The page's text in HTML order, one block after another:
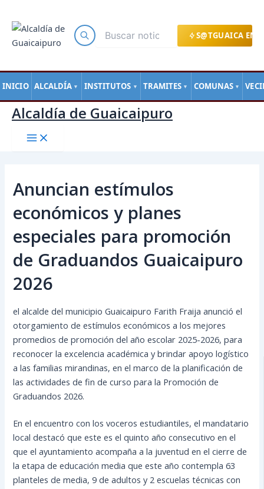
S@TGUAICA EN
INICIO ALCALDÍA ▼ INSTITUTOS ▼ TRAMITES ▼ COMUNAS ▼
contenido
Alcaldía de Guaicaipuro
Anuncian estímulos
económicos y planes
especiales para promoción
de Graduandos Guaicaipuro
2026
el alcalde del municipio Guaicaipuro Farith Fraija anunció el
otorgamiento de estímulos económicos a los mejores
promedios de promoción del año escolar 2025-2026, para
reconocer la excelencia académica y brindar apoyo logístico
a las familias mirandinas, en el marco de la planificación de
las actividades de fin de curso para la Promoción de
Graduandos 2026.
En el encuentro con los voceros estudiantiles, el mandatario
local destacó que este es el quinto año consecutivo en el
que el ayuntamiento acompaña a la juventud en el cierre de
la etapa de educación media que este año contempla 63
planteles de media, 9 de adultos y 2 escuelas técnicas con
de
entradas